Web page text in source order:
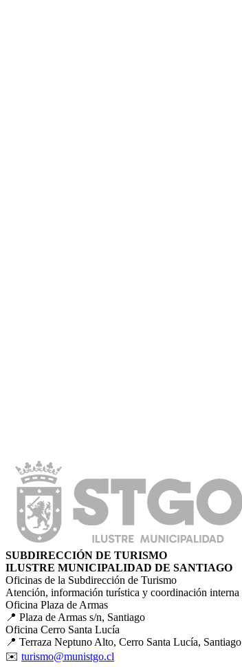
SUBDIRECCIÓN DE TURISMO
ILUSTRE MUNICIPALIDAD DE SANTIAGO
Oficinas de la Subdirección de Turismo
Atención, información turística y coordinación interna
Oficina Plaza de Armas
📍 Plaza de Armas s/n, Santiago
Oficina Cerro Santa Lucía
📍 Terraza Neptuno Alto, Cerro Santa Lucía, Santiago
✉️ turismo@munistgo.cl